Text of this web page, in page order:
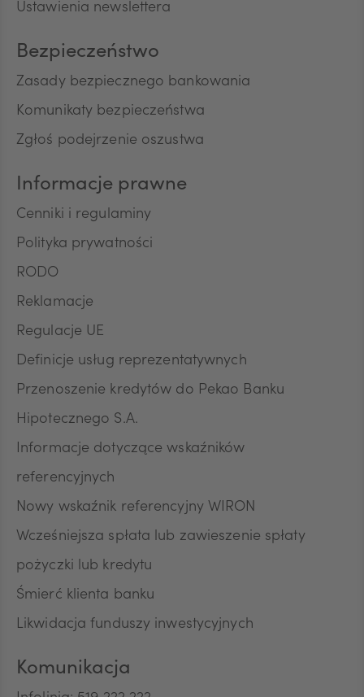
CNY
Ustawienia newslettera
Bezpieczeństwo
Zasady bezpiecznego bankowania
Komunikaty bezpieczeństwa
Zgłoś podejrzenie oszustwa
Informacje prawne
Cenniki i regulaminy
Polityka prywatności
RODO
Reklamacje
Regulacje UE
Definicje usług reprezentatywnych
Przenoszenie kredytów do Pekao Banku
Hipotecznego S.A.
Informacje dotyczące wskaźników
referencyjnych
Nowy wskaźnik referencyjny WIRON
Wcześniejsza spłata lub zawieszenie spłaty
pożyczki lub kredytu
Śmierć klienta banku
Likwidacja funduszy inwestycyjnych
Komunikacja